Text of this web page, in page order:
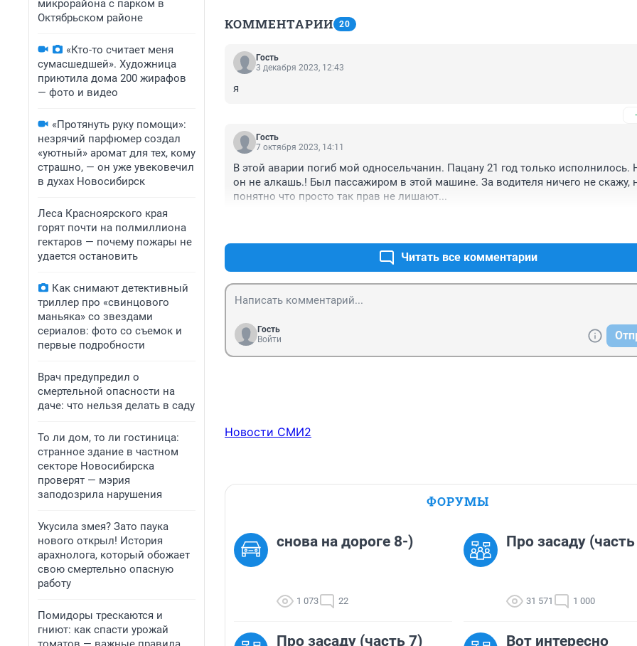
микрорайона с парком в
Октябрьском районе
«Кто-то считает меня
сумасшедшей». Художница
приютила дома 200 жирафов
— фото и видео
«Протянуть руку помощи»:
незрячий парфюмер создал
«уютный» аромат для тех, кому
страшно, — он уже увековечил
в духах Новосибирск
Леса Красноярского края
горят почти на полмиллиона
гектаров — почему пожары не
удается остановить
Как снимают детективный
триллер про «свинцового
маньяка» со звездами
сериалов: фото со съемок и
первые подробности
Врач предупредил о
смертельной опасности на
даче: что нельзя делать в саду
То ли дом, то ли гостиница:
странное здание в частном
секторе Новосибирска
проверят — мэрия
заподозрила нарушения
Укусила змея? Зато паука
нового открыл! История
арахнолога, который обожает
свою смертельно опасную
работу
Помидоры трескаются и
гниют: как спасти урожай
КОММЕНТАРИИ 20
Гость
3 декабря 2023, 12:43
я
Гость
7 октября 2023, 14:11
В этой аварии погиб мой односельчанин. Пацану 21 год только исполнилось.
он не алкашь.! Был пассажиром в этой машине. За водителя ничего не скажу,
понятно что просто так прав не лишают...
Читать все комментарии
Гость
Войти
Новости СМИ2
ФОРУМЫ
снова на дороге 8-)
1 073 22
Про засаду
31 571 1 000
Про засаду (часть 7) Вот интересно